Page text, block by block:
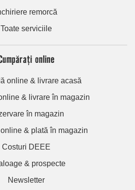
remorcă
Toate serviciile
online
online & livrare acasă
& livrare în magazin
în magazin
& plată în magazin
Costuri DEEE
& prospecte
Newsletter